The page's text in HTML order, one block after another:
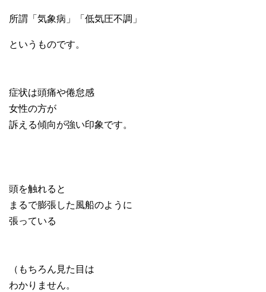
所謂「気象病」「低気圧不調」
というものです。
症状は頭痛や倦怠感
女性の方が
訴える傾向が強い印象です。
頭を触れると
まるで膨張した風船のように
張っている
（もちろん見た目は
わかりません。